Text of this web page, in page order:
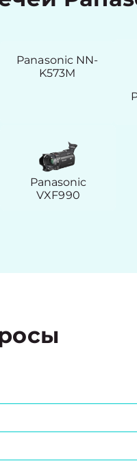
Panasonic NN-
K573M
Panasonic
VXF990